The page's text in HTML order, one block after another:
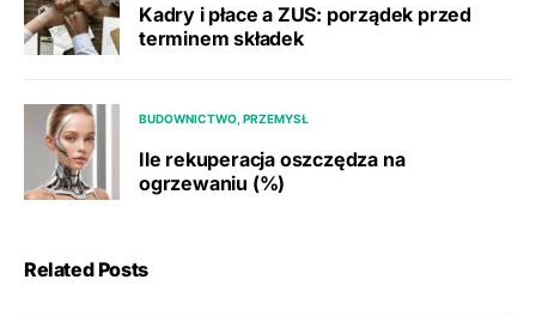
Kadry i płace a ZUS: porządek przed
terminem składek
BUDOWNICTWO, PRZEMYSŁ
Ile rekuperacja oszczędza na
ogrzewaniu (%)
Related Posts